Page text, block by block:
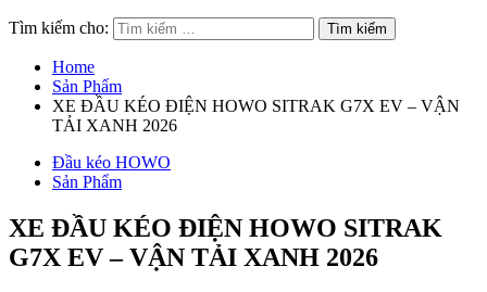
Tìm kiếm cho:
Home
Sản Phẩm
XE ĐẦU KÉO ĐIỆN HOWO SITRAK G7X EV – VẬN
TẢI XANH 2026
Đầu kéo HOWO
Sản Phẩm
XE ĐẦU KÉO ĐIỆN HOWO SITRAK
G7X EV – VẬN TẢI XANH 2026